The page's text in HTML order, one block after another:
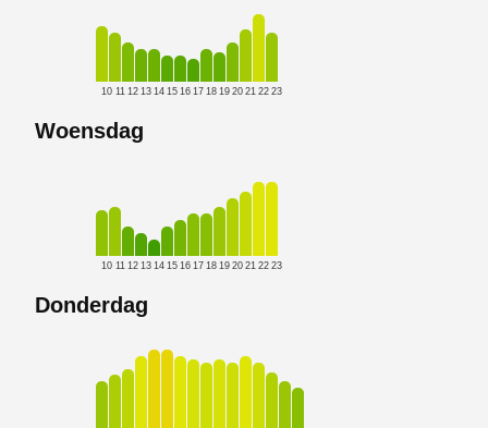
10 11 12 13 14 15 16 17 18 19 20 21 22 23
Woensdag
10 11 12 13 14 15 16 17 18 19 20 21 22 23
Donderdag